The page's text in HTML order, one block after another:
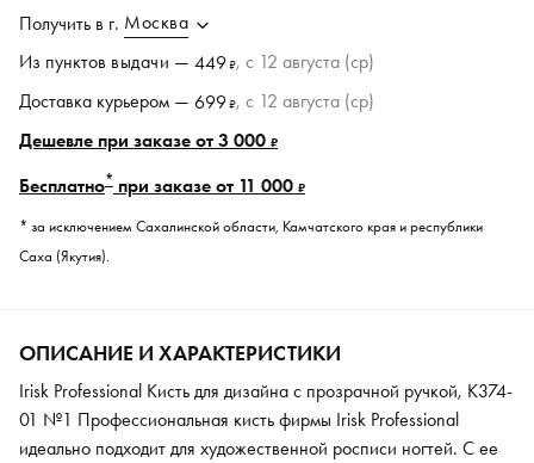
Получить в г. Москва
Из пунктов выдачи — 449₽, c 12 августа (ср)
Доставка курьером — 699₽, c 12 августа (ср)
Дешевле при заказе от 3 000 ₽
Бесплатно* при заказе от 11 000 ₽
* за исключением Сахалинской области, Камчатского края и республики
Саха (Якутия).
ОПИСАНИЕ И ХАРАКТЕРИСТИКИ
Irisk Professional Кисть для дизайна с прозрачной ручкой, К374-
01 №1 Профессиональная кисть фирмы Irisk Professional
идеально подходит для художественной росписи ногтей. С ее